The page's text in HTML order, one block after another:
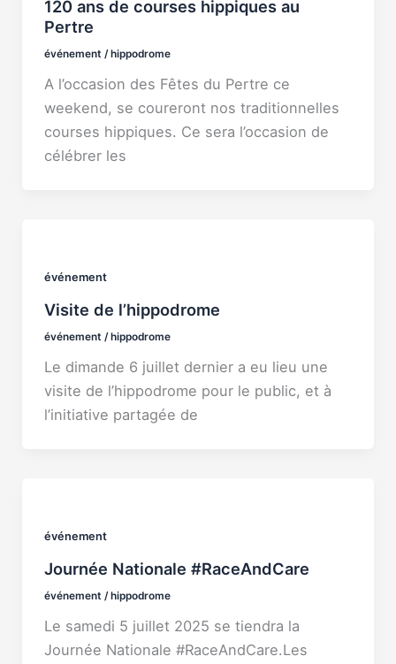
120 ans de courses hippiques au
Pertre
événement / hippodrome
A l’occasion des Fêtes du Pertre ce
weekend, se coureront nos traditionnelles
courses hippiques. Ce sera l’occasion de
célébrer les
événement
Visite de l’hippodrome
événement / hippodrome
Le dimande 6 juillet dernier a eu lieu une
visite de l’hippodrome pour le public, et à
l’initiative partagée de
événement
Journée Nationale #RaceAndCare
événement / hippodrome
Le samedi 5 juillet 2025 se tiendra la
Journée Nationale #RaceAndCare.Les